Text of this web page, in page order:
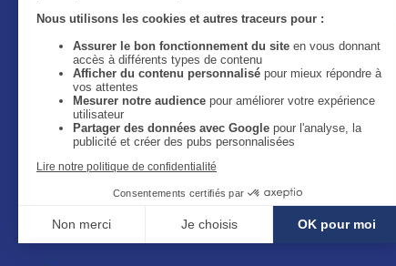
Auvergne-Rhône-Alpes Tourisme
11 bis quai Perrache - 69002 Lyon
59 boulevard Léon Jouhaux - 63050 Clermont-Ferrand
Cedex 2